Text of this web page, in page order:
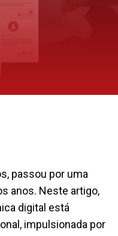
passou por uma
anos. Neste artigo,
digital está
impulsionada por